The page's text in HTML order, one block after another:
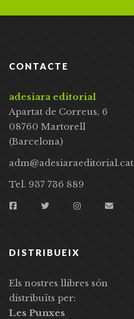
CONTACTE
adesiara editorial
Apartat de Correus, 6
08760 Martorell
(Barcelona)
adm@adesiaraeditorial.cat
Tel. 937 736 889
DISTRIBUEIX
Els nostres llibres són
distribuïts per:
Les Punxes